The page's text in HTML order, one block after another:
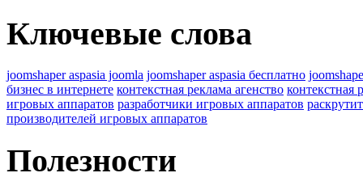
Ключевые слова
joomshaper aspasia joomla joomshaper aspasia бесплатно
бизнес в интернете контекстная реклама агенство контекстная
игровых аппаратов разработчики игровых аппаратов
производителей игровых аппаратов
Полезности